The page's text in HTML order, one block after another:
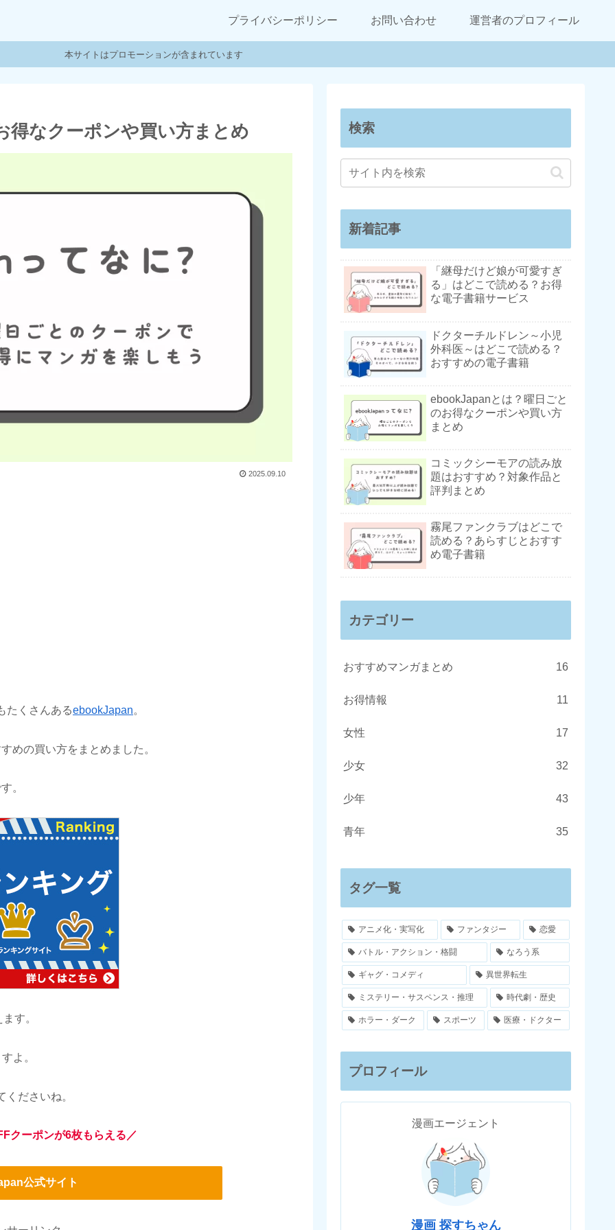
プライバシーポリシー お問い合わせ 運営者のプロフィール
本サイトはプロモーションが含まれています
なクーポンや買い方まとめ
2025.09.10
たくさんあるebookJapan。
めの買い方をまとめました。
。
す。
よ。
ださいね。
クーポンが6枚もらえる／
公式サイト
検索
新着記事
「継母だけど娘が可愛すぎ
る」はどこで読める？お得
な電子書籍サービス
ドクターチルドレン～小児
外科医～はどこで読める？
おすすめの電子書籍
ebookJapanとは？曜日ごと
のお得なクーポンや買い方
まとめ
コミックシーモアの読み放
題はおすすめ？対象作品と
評判まとめ
霧尾ファンクラブはどこで
読める？あらすじとおすす
め電子書籍
カテゴリー
おすすめマンガまとめ 16
お得情報 11
女性 17
少女 32
少年 43
青年 35
タグ一覧
アニメ化・実写化 ファンタジー 恋愛
バトル・アクション・格闘 なろう系
ギャグ・コメディ 異世界転生
ミステリー・サスペンス・推理 時代劇・歴史
ホラー・ダーク スポーツ 医療・ドクター
プロフィール
漫画エージェント
漫画 探すちゃん